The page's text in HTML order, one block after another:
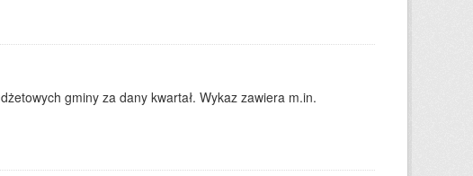
gminy za dany kwartał. Wykaz zawiera m.in.